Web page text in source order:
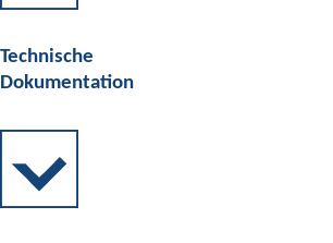
Technische
Dokumentation